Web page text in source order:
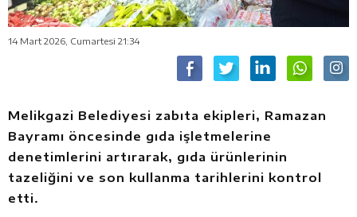
14 Mart 2026, Cumartesi 21:34
Melikgazi Belediyesi zabıta ekipleri, Ramazan
Bayramı öncesinde gıda işletmelerine
denetimlerini artırarak, gıda ürünlerinin
tazeliğini ve son kullanma tarihlerini kontrol
etti.